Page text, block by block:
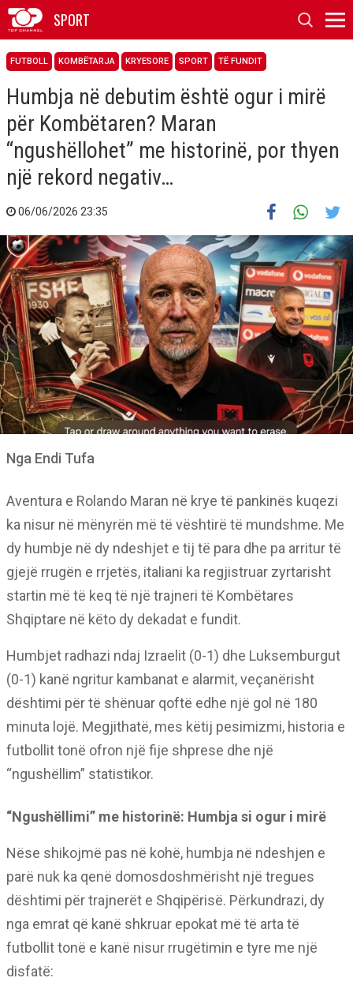
SPORT
FUTBOLL KOMBËTARJA KRYESORE SPORT TË FUNDIT
Humbja në debutim është ogur i mirë
për Kombëtaren? Maran
“ngushëllohet” me historinë, por thyen
një rekord negativ…
06/06/2026 23:35
Nga Endi Tufa
Aventura e Rolando Maran në krye të pankinës kuqezi
ka nisur në mënyrën më të vështirë të mundshme. Me
dy humbje në dy ndeshjet e tij të para dhe pa arritur të
gjejë rrugën e rrjetës, italiani ka regjistruar zyrtarisht
startin më të keq të një trajneri të Kombëtares
Shqiptare në këto dy dekadat e fundit.
Humbjet radhazi ndaj Izraelit (0-1) dhe Luksemburgut
(0-1) kanë ngritur kambanat e alarmit, veçanërisht
dështimi për të shënuar qoftë edhe një gol në 180
minuta lojë. Megjithatë, mes këtij pesimizmi, historia e
futbollit tonë ofron një fije shprese dhe një
“ngushëllim” statistikor.
“Ngushëllimi” me historinë: Humbja si ogur i mirë
Nëse shikojmë pas në kohë, humbja në ndeshjen e
parë nuk ka qenë domosdoshmërisht një tregues
dështimi për trajnerët e Shqipërisë. Përkundrazi, dy
nga emrat që kanë shkruar epokat më të arta të
futbollit tonë e kanë nisur rrugëtimin e tyre me një
disfatë: